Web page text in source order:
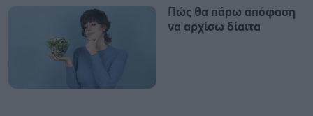
Πώς θα πάρω απόφαση
να αρχίσω δίαιτα